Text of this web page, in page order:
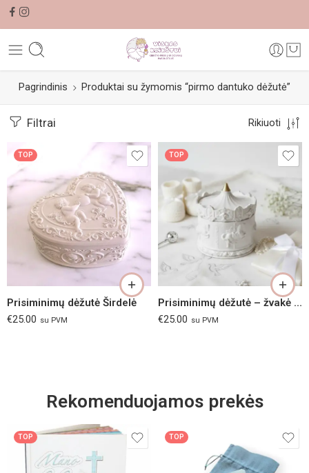
Pagrindinis Produktai su žymomis “pirmo dantuko dėžutė”
Filtrai Rikiuoti
TOP
Prisiminimų dėžutė Širdelė
€25.00 su PVM
TOP
Prisiminimų dėžutė – žvakė Vaikystės karuselė
€25.00 su PVM
Melsva
Rekomenduojamos prekės
TOP TOP